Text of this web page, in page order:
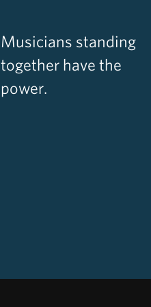
Musicians standing
together have the
power.